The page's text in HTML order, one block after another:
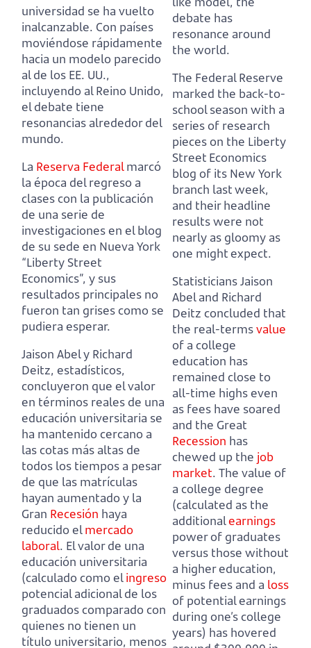
universidad se ha vuelto
inalcanzable. Con países
moviéndose rápidamente
hacia un modelo parecido
al de los EE. UU.,
incluyendo al Reino Unido,
el debate tiene
resonancias alrededor del
mundo.
La Reserva Federalmarcó
la época del regreso a
clases con la publicación
de una serie de
investigaciones en el blog
de su sede en Nueva York
“Liberty Street
Economics”, y sus
resultados principales no
fueron tan grises como se
pudiera esperar.
Jaison Abel y Richard
Deitz, estadísticos,
concluyeron que el valor
en términos reales de una
educación universitaria se
ha mantenido cercano a
las cotas más altas de
todos los tiempos a pesar
de que las matrículas
hayan aumentado y la
Gran Recesión haya
reducido elmercado
laboral. El valor de una
educación universitaria
(calculado como elingreso
potencial adicional de los
graduados comparado con
quienes no tienen un
título universitario, menos
debate has
resonance around
the world.
The Federal Reserve
marked the back-to-
school season with a
series of research
pieces on the Liberty
Street Economics
blog of its New York
branch last week,
and their headline
results were not
nearly as gloomy as
one might expect.
Statisticians Jaison
Abel and Richard
Deitz concluded that
the real-termsvalue
of a college
education has
remained close to
all-time highs even
as fees have soared
and the Great
Recession has
chewed up the job
market. The value of
a college degree
(calculated as the
additionalearnings
power of graduates
versus those without
a higher education,
minus fees and a loss
of potential earnings
during one’s college
years) has hovered